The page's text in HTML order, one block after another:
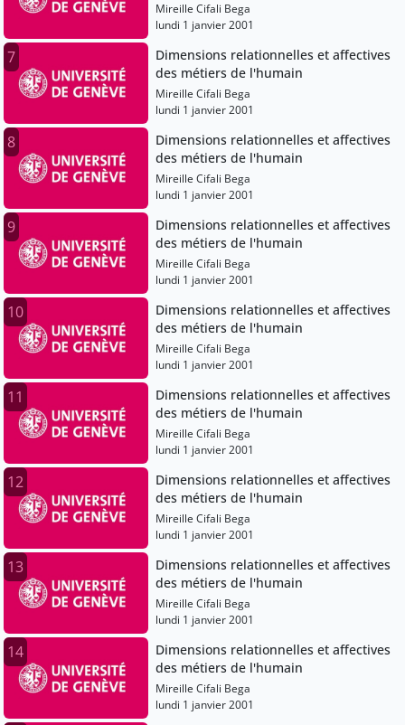
Mireille Cifali Bega
lundi 1 janvier 2001
7
Dimensions relationnelles et affectives
des métiers de l'humain
Mireille Cifali Bega
lundi 1 janvier 2001
8
Dimensions relationnelles et affectives
des métiers de l'humain
Mireille Cifali Bega
lundi 1 janvier 2001
9
Dimensions relationnelles et affectives
des métiers de l'humain
Mireille Cifali Bega
lundi 1 janvier 2001
10
Dimensions relationnelles et affectives
des métiers de l'humain
Mireille Cifali Bega
lundi 1 janvier 2001
11
Dimensions relationnelles et affectives
des métiers de l'humain
Mireille Cifali Bega
lundi 1 janvier 2001
12
Dimensions relationnelles et affectives
des métiers de l'humain
Mireille Cifali Bega
lundi 1 janvier 2001
13
Dimensions relationnelles et affectives
des métiers de l'humain
Mireille Cifali Bega
lundi 1 janvier 2001
14
Dimensions relationnelles et affectives
des métiers de l'humain
Mireille Cifali Bega
lundi 1 janvier 2001